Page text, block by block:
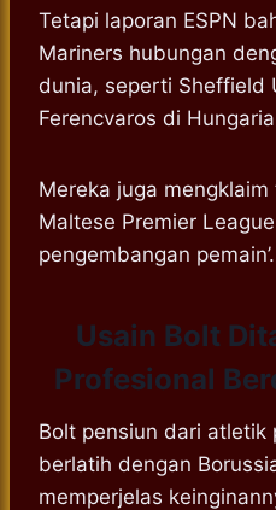
Tetapi laporan ESPN
Mariners hubungan
dunia, seperti Sheffield
Ferencvaros di
Mereka juga
Maltese Premier
pengembangan pemain’.
Usain Bolt
Profesional
Bolt pensiun dari atletik
berlatih dengan
memperjelas